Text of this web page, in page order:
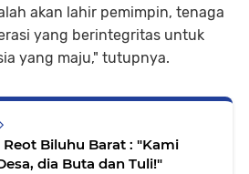
akan lahir pemimpin, tenaga
yang berintegritas untuk
yang maju," tutupnya.
Biluhu Barat : "Kami
Desa, dia Buta dan Tuli!"